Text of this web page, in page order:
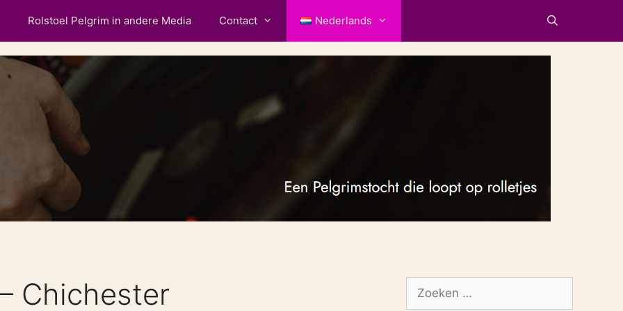
Rolstoel Pelgrim in andere Media Contact Nederlands
Chichester
Zoek